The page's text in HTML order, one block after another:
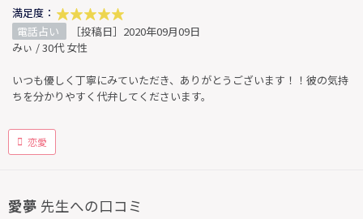
満足度：
電話占い
［投稿日］2020年09月09日
みぃ / 30代 女性
いつも優しく丁寧にみていただき、ありがとうございます！！彼の気持
ちを分かりやすく代弁してくださいます。
恋愛
愛夢 先生への口コミ